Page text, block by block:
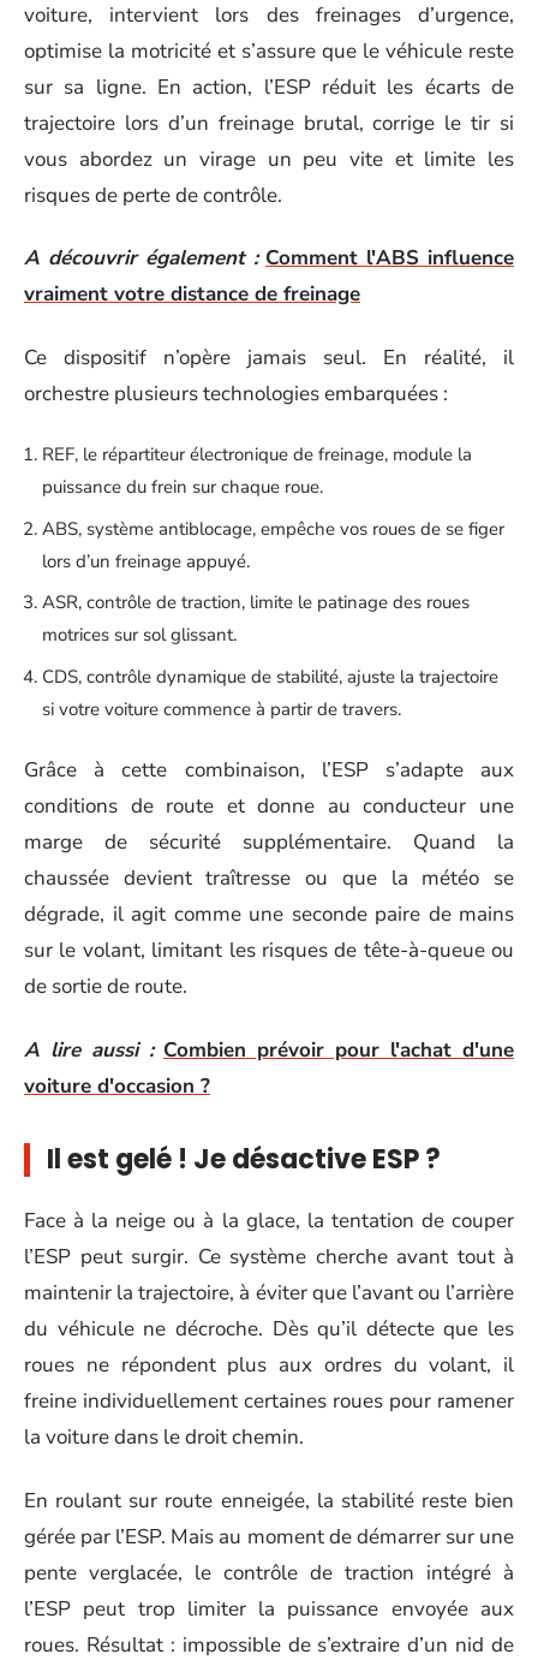
voiture, intervient lors des freinages d’urgence,
optimise la motricité et s’assure que le véhicule reste
sur sa ligne. En action, l’ESP réduit les écarts de
trajectoire lors d’un freinage brutal, corrige le tir si
vous abordez un virage un peu vite et limite les
risques de perte de contrôle.
A découvrir également : Comment l'ABS influence
vraiment votre distance de freinage
Ce dispositif n’opère jamais seul. En réalité, il
orchestre plusieurs technologies embarquées :
REF, le répartiteur électronique de freinage, module la
puissance du frein sur chaque roue.
ABS, système antiblocage, empêche vos roues de se figer
lors d’un freinage appuyé.
ASR, contrôle de traction, limite le patinage des roues
motrices sur sol glissant.
CDS, contrôle dynamique de stabilité, ajuste la trajectoire
si votre voiture commence à partir de travers.
Grâce à cette combinaison, l’ESP s’adapte aux
conditions de route et donne au conducteur une
marge de sécurité supplémentaire. Quand la
chaussée devient traîtresse ou que la météo se
dégrade, il agit comme une seconde paire de mains
sur le volant, limitant les risques de tête-à-queue ou
de sortie de route.
A lire aussi : Combien prévoir pour l'achat d'une
voiture d'occasion ?
Il est gelé ! Je désactive ESP ?
Face à la neige ou à la glace, la tentation de couper
l’ESP peut surgir. Ce système cherche avant tout à
maintenir la trajectoire, à éviter que l’avant ou l’arrière
du véhicule ne décroche. Dès qu’il détecte que les
roues ne répondent plus aux ordres du volant, il
freine individuellement certaines roues pour ramener
la voiture dans le droit chemin.
En roulant sur route enneigée, la stabilité reste bien
gérée par l’ESP. Mais au moment de démarrer sur une
pente verglacée, le contrôle de traction intégré à
l’ESP peut trop limiter la puissance envoyée aux
roues. Résultat : impossible de s’extraire d’un nid de